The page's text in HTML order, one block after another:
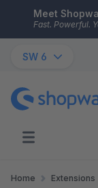
Skip to main
Meet
Fast. Powerful.
SW 6
Home Extensions